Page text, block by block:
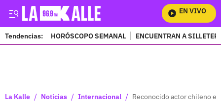
EN VIVO
Mira
Tendencias: HORÓSCOPO SEMANAL ENCUENTRAN A
La Kalle / Noticias / Internacional / Reconocido actor chileno